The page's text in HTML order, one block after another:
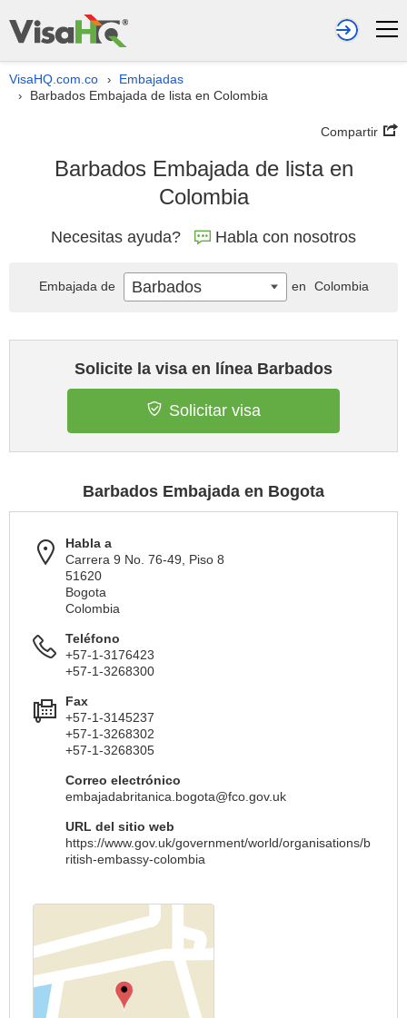
VisaHQ.com.co › Embajadas
› Barbados Embajada de lista en Colombia
Compartir
Barbados Embajada de lista en
Colombia
Necesitas ayuda? Habla con nosotros
Solicite la visa en línea Barbados
Solicitar visa
Barbados Embajada en Bogota
Habla a
Carrera 9 No. 76-49, Piso 8
51620
Bogota
Colombia
Teléfono
+57-1-3176423
+57-1-3268300
Fax
+57-1-3145237
+57-1-3268302
+57-1-3268305
Correo electrónico
embajadabritanica.bogota@fco.gov.uk
URL del sitio web
https://www.gov.uk/government/world/organisations/b
ritish-embassy-colombia
Embajada de Barbados en Colombia